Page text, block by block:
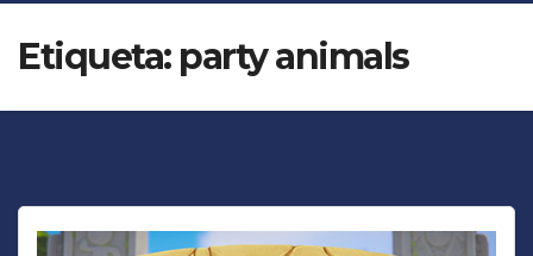
Etiqueta: party animals